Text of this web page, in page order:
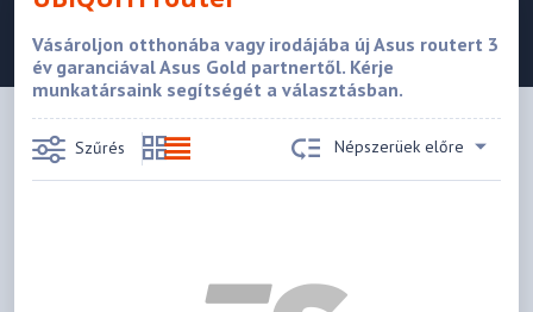
Vásároljon otthonába vagy irodájába új Asus routert 3
év garanciával Asus Gold partnertől. Kérje
munkatársaink segítségét a választásban.
Szűrés Népszerüek előre